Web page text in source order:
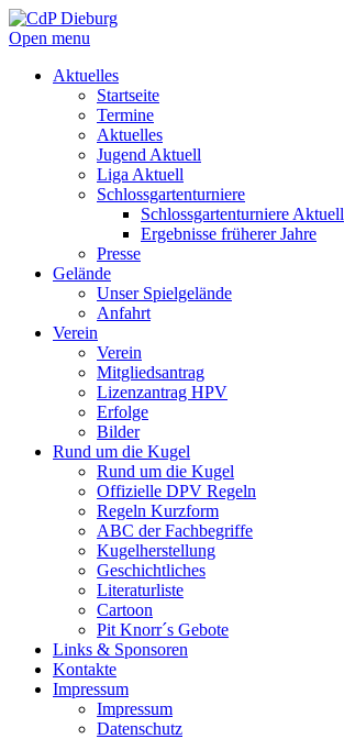
Open menu
Aktuelles
Startseite
Termine
Aktuelles
Jugend Aktuell
Liga Aktuell
Schlossgartenturniere
Schlossgartenturniere Aktuell
Ergebnisse früherer Jahre
Presse
Gelände
Unser Spielgelände
Anfahrt
Verein
Verein
Mitgliedsantrag
Lizenzantrag HPV
Erfolge
Bilder
Rund um die Kugel
Rund um die Kugel
Offizielle DPV Regeln
Regeln Kurzform
ABC der Fachbegriffe
Kugelherstellung
Geschichtliches
Literaturliste
Cartoon
Pit Knorr´s Gebote
Links & Sponsoren
Kontakte
Impressum
Impressum
Datenschutz